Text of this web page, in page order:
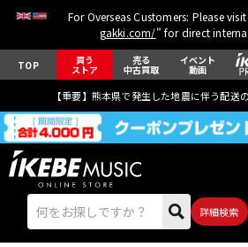
For Overseas Customers: Please
gakki.com/" for direct
TOP 買う
ストア
売る
中古買取
イベント
動画
【重要】熊本県で発生した地震に伴う配送
詳細検索